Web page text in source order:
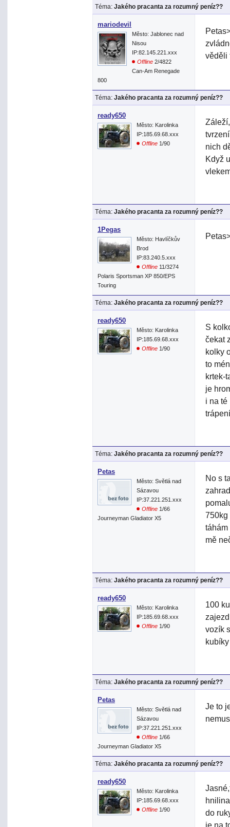
Téma: Jakého pracanta za rozumný peníz??
mariodevil
Město: Jablonec nad
Nisou
IP:82.145.221.xxx
Offline 2/4822
Can-Am Renegade
800
věděli
Téma: Jakého pracanta za rozumný peníz??
ready650
Město: Karolinka
IP:185.69.68.xxx
Offline 1/90
nich
Když
Téma: Jakého pracanta za rozumný peníz??
1Pegas
Město: Havlíčkův
Brod
IP:83.240.5.xxx
Offline 11/3274
Polaris Sportsman XP 850/EPS
Touring
Téma: Jakého pracanta za rozumný peníz??
ready650
Město: Karolinka
IP:185.69.68.xxx
Offline 1/90
S
čekat
kolky
to
krtek-
je
i na
Téma: Jakého pracanta za rozumný peníz??
Petas
Město: Světlá nad
Sázavou
IP:37.221.251.xxx
Offline 1/66
Journeyman Gladiator X5
No s
750kg
mě
Téma: Jakého pracanta za rozumný peníz??
ready650
Město: Karolinka
IP:185.69.68.xxx
Offline 1/90
100
vozík
Téma: Jakého pracanta za rozumný peníz??
Petas
Město: Světlá nad
Sázavou
IP:37.221.251.xxx
Offline 1/66
Journeyman Gladiator X5
Je to
Téma: Jakého pracanta za rozumný peníz??
ready650
Město: Karolinka
IP:185.69.68.xxx
Offline 1/90
do
je na